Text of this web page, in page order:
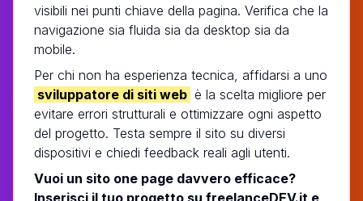
visibili nei punti chiave della pagina. Verifica che la
navigazione sia fluida sia da desktop sia da
mobile.
Per chi non ha esperienza tecnica, affidarsi a uno
sviluppatore di siti web è la scelta migliore per
evitare errori strutturali e ottimizzare ogni aspetto
del progetto. Testa sempre il sito su diversi
dispositivi e chiedi feedback reali agli utenti.
Vuoi un sito one page davvero efficace?
Inserisci il tuo progetto su freelanceDEV.it e